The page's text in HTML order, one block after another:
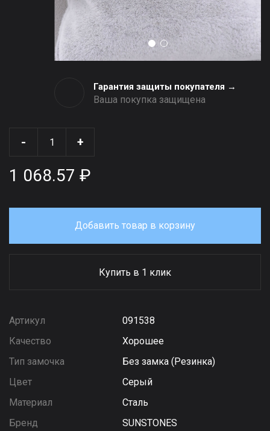
Гарантия защиты покупателя →
Ваша покупка защищена
- +
1 068.57 ₽
Добавить товар в корзину
Купить в 1 клик
Артикул
091538
Качество
Хорошее
Тип замочка
Без замка (Резинка)
Цвет
Серый
Материал
Сталь
Бренд
SUNSTONES